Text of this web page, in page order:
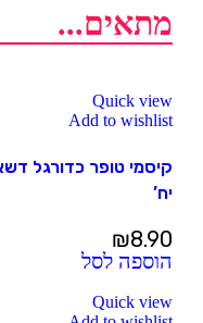
מתאים...
Quick view
Add to wishlist
יח’
₪8.90
הוספה לסל
Quick view